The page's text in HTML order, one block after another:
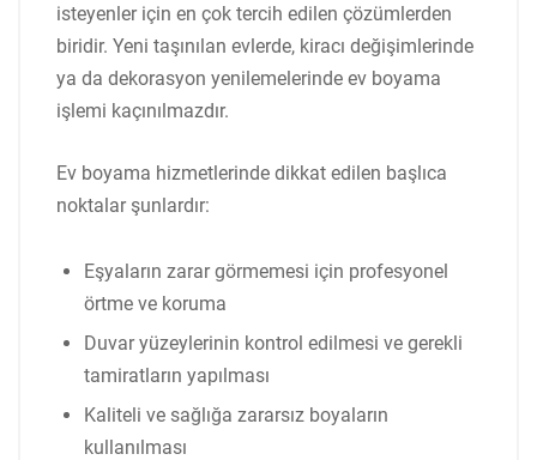
isteyenler için en çok tercih edilen çözümlerden
biridir. Yeni taşınılan evlerde, kiracı değişimlerinde
ya da dekorasyon yenilemelerinde ev boyama
işlemi kaçınılmazdır.
Ev boyama hizmetlerinde dikkat edilen başlıca
noktalar şunlardır:
Eşyaların zarar görmemesi için profesyonel
örtme ve koruma
Duvar yüzeylerinin kontrol edilmesi ve gerekli
tamiratların yapılması
Kaliteli ve sağlığa zararsız boyaların
kullanılması